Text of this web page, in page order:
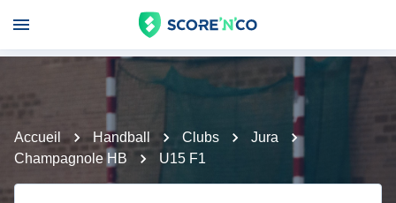
Accueil Handball Clubs
Jura
Champagnole HB
U15 F1